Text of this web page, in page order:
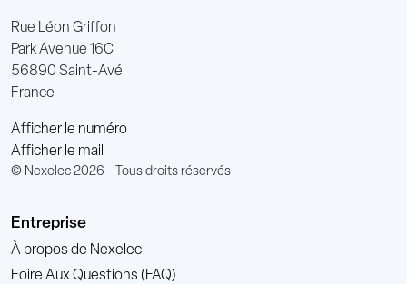
Rue Léon Griffon
Park Avenue 16C
56890 Saint-Avé
France
Afficher le numéro
Afficher le mail
© Nexelec 2026 - Tous droits réservés
Entreprise
À propos de Nexelec
Foire Aux Questions (FAQ)